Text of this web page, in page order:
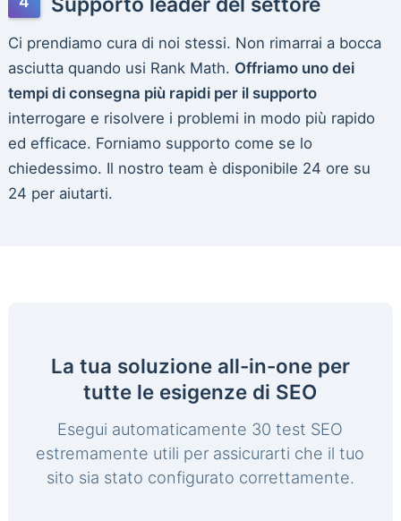
Ci prendiamo cura di noi stessi. Non rimarrai a bocca
asciutta quando usi Rank Math. Offriamo uno dei
tempi di consegna più rapidi per il supporto
interrogare e risolvere i problemi in modo più rapido
ed efficace. Forniamo supporto come se lo
chiedessimo. Il nostro team è disponibile 24 ore su
24 per aiutarti.
La tua soluzione all-in-one per
tutte le esigenze di SEO
Esegui automaticamente 30 test SEO
estremamente utili per assicurarti che il tuo
sito sia stato configurato correttamente.